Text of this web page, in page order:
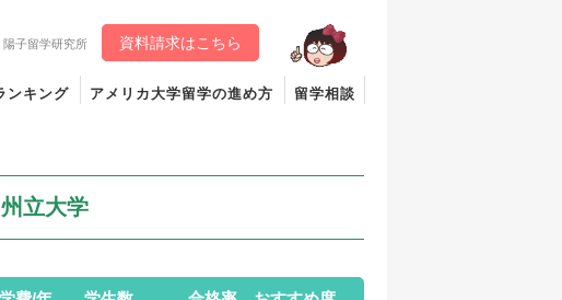
子留学研究所 資料請求はこちら
ンキング アメリカ大学留学の進め方 留学相談
立大学